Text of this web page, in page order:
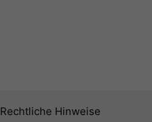
Rechtliche Hinweise